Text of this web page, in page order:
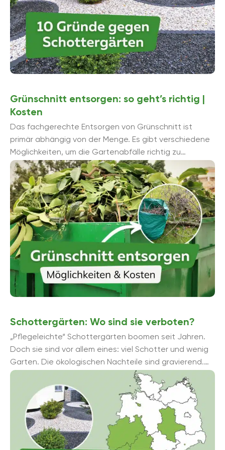
Grünschnitt entsorgen: so geht’s richtig |
Kosten
Das fachgerechte Entsorgen von Grünschnitt ist
primär abhängig von der Menge. Es gibt verschiedene
Möglichkeiten, um die Gartenabfälle richtig zu
entsorgen, die sich ebenfalls deutlich ...
Schottergärten: Wo sind sie verboten?
„Pflegeleichte“ Schottergärten boomen seit Jahren.
Doch sie sind vor allem eines: viel Schotter und wenig
Garten. Die ökologischen Nachteile sind gravierend.
Immer mehr Kommunen in Deutschland verbieten sie
ausdrü...